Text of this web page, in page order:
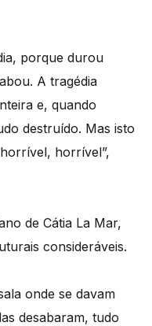
porque durou
A tragédia
e, quando
destruído. Mas isto
horrível”,
de Cátia La Mar,
consideráveis.
onde se davam
desabaram, tudo